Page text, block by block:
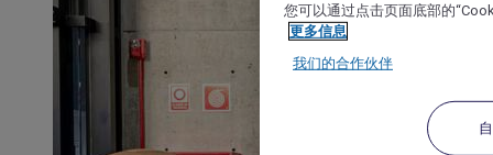
您可以通过点击页面底部的
更多信息
我们的合作伙伴